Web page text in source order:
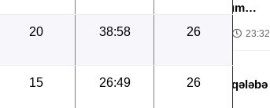
20 38:58 26
15 26:49 26
oyun cədvəli məlum
07.08.2026 23:32
Millimizdən çətin qələbə